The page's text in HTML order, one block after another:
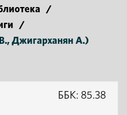
/
/
Джигарханян А.)
ББК: 85.38